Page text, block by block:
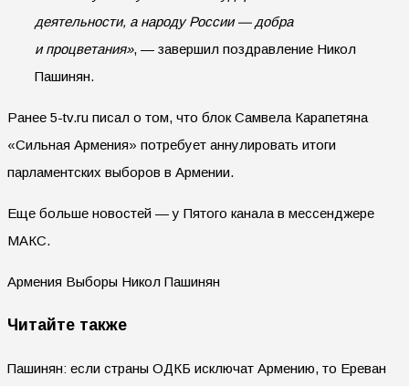
деятельности, а народу России — добра
и процветания», — завершил поздравление Никол
Пашинян.
Ранее 5-tv.ru писал о том, что блок Самвела Карапетяна
«Сильная Армения» потребует аннулировать итоги
парламентских выборов в Армении.
Еще больше новостей — у Пятого канала в мессенджере
МАКС.
Армения Выборы Никол Пашинян
Читайте также
Пашинян: если страны ОДКБ исключат Армению, то Ереван